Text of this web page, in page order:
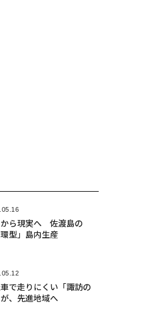
ら現実へ 佐渡島の
環型」島内生産
で走りにくい「諏訪の
、先進地域へ